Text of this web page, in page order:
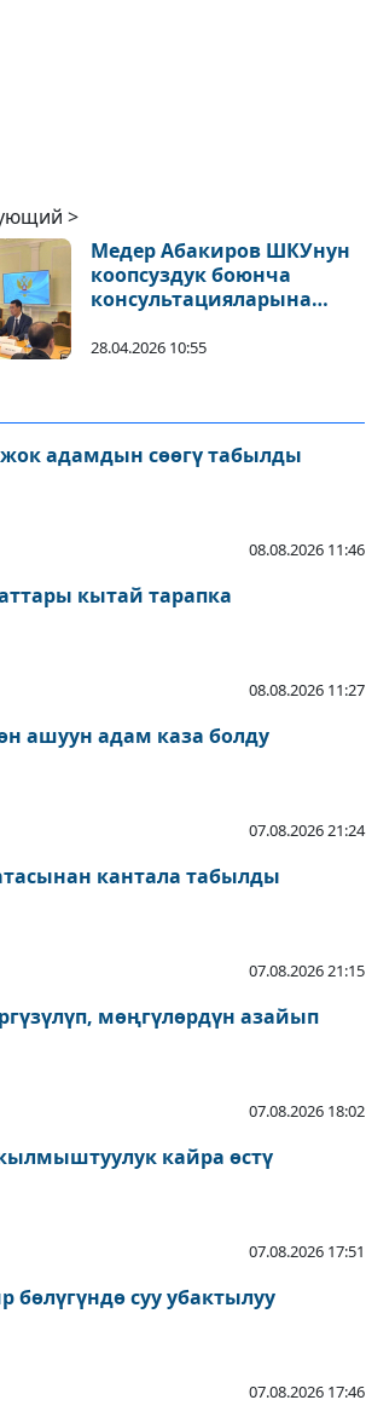
>
Медер Абакиров ШКУнун
коопсуздук боюнча
консультацияларына
28.04.2026 10:55
адамдын сөөгү табылды
08.08.2026 11:46
кытай тарапка
08.08.2026 11:27
ашуун адам каза болду
07.08.2026 21:24
кантала табылды
07.08.2026 21:15
мөңгүлөрдүн азайып
07.08.2026 18:02
кайра өстү
07.08.2026 17:51
суу убактылуу
07.08.2026 17:46